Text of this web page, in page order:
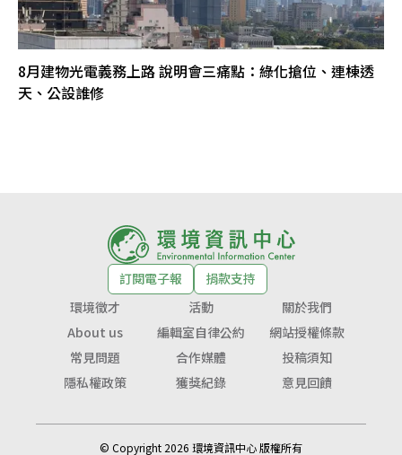
8月建物光電義務上路 說明會三痛點：綠化搶位、連棟透
天、公設誰修
訂閱電子報
捐款支持
環境徵才
活動
關於我們
About us
編輯室自律公約
網站授權條款
常見問題
合作媒體
投稿須知
隱私權政策
獲獎紀錄 意見回饋
© Copyright 2026 環境資訊中心 版權所有